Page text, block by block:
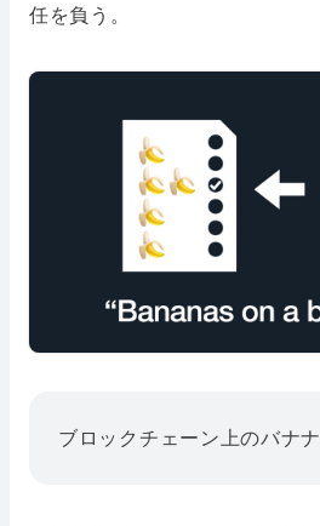
任を負う。
ブロックチェーン上のバナナ